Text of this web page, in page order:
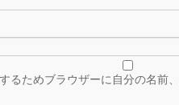
るためブラウザーに自分の名前